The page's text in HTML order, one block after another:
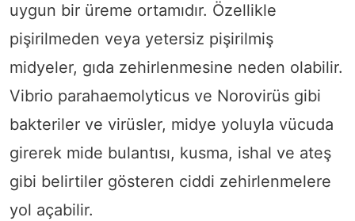
uygun bir üreme ortamıdır. Özellikle
pişirilmeden veya yetersiz pişirilmiş
midyeler, gıda zehirlenmesine neden olabilir.
Vibrio parahaemolyticus ve Norovirüs gibi
bakteriler ve virüsler, midye yoluyla vücuda
girerek mide bulantısı, kusma, ishal ve ateş
gibi belirtiler gösteren ciddi zehirlenmelere
yol açabilir.